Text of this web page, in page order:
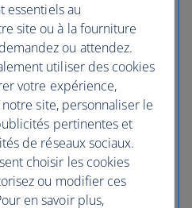
vous d'avoir rempli et
:
« Jeunes voyageant
(pdf, 78 ko, en anglais
signé par un parent/tuteur ;
d'identité avec photo du
le formulaire avec sa
permis de conduire, par
essentiels au
site ou à la fourniture
ou attendez.
utiliser des cookies
votre expérience,
site, personnaliser le
pertinentes et
de réseaux sociaux.
choisir les cookies
ou modifier ces
en savoir plus,